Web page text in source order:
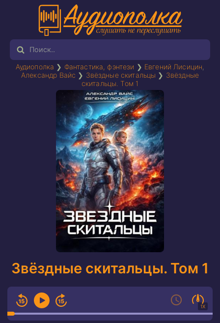
Аудиополка ❯ Фантастика, фэнтези ❯ Евгений Лисицин
Александр Вайс ❯ Звёздные скитальцы ❯ Звёздные
скитальцы. Том 1
Звёздные скитальцы. Том 1
1X